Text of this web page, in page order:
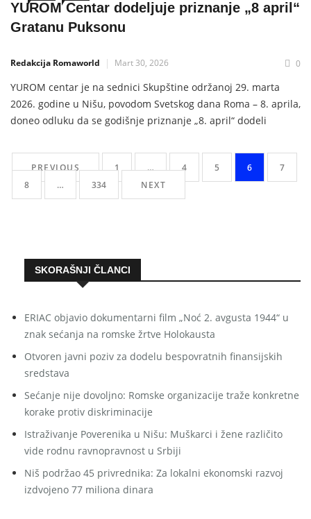
YUROM Centar dodeljuje priznanje „8 april“
Gratanu Puksonu
Redakcija Romaworld Mart 30, 2026 0
YUROM centar je na sednici Skupštine održanoj 29. marta
2026. godine u Nišu, povodom Svetskog dana Roma – 8. aprila,
doneo odluku da se godišnje priznanje „8. april“ dodeli
unapređenju njihovog društvenog, političkog i ekonomskog
položaja u svetu. Obrazloženje Grattan Puxon je bio glavni
organizator Prvog svetskog
PREVIOUS 1 … 4 5 6
7
8
… 334 NEXT
SKORAŠNJI ČLANCI
ERIAC objavio dokumentarni film „Noć 2. avgusta 1944“ u
znak sećanja na romske žrtve Holokausta
Otvoren javni poziv za dodelu bespovratnih finansijskih
sredstava
Sećanje nije dovoljno: Romske organizacije traže konkretne
korake protiv diskriminacije
Istraživanje Poverenika u Nišu: Muškarci i žene različito
vide rodnu ravnopravnost u Srbiji
Niš podržao 45 privrednika: Za lokalni ekonomski razvoj
izdvojeno 77 miliona dinara